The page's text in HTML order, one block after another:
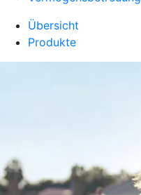
Übersicht
Produkte